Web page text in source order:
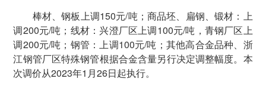
棒材、钢板上调150元/吨；商品坯、扁钢、锻材：上
调200元/吨；线材：兴澄厂区上调100元/吨，青钢厂区上
调200元/吨；钢管：上调100元/吨；其他高合金品种、浙
江钢管厂区特殊钢管根据合金含量另行决定调整幅度。本
次调价从2023年1月26日起执行。